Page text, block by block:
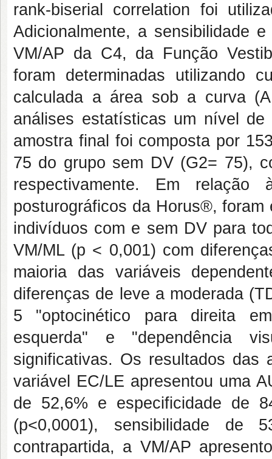
rank-biserial correlation foi
Adicionalmente, a sensibilidade
VM/AP da C4, da Função
foram determinadas utilizando
calculada a área sob a curva
análises estatísticas um nível
amostra final foi composta por
75 do grupo sem DV (G2= 75),
respectivamente. Em relação
posturográficos da Horus®,
indivíduos com e sem DV para
VM/ML (p < 0,001) com
maioria das variáveis
diferenças de leve a moderada
5 "optocinético para direita
esquerda" e "dependência
significativas. Os resultados das
variável EC/LE apresentou uma
de 52,6% e especificidade de
(p<0,0001), sensibilidade de
contrapartida, a VM/AP